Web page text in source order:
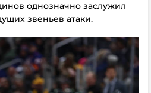
однозначно заслужил
звеньев атаки.